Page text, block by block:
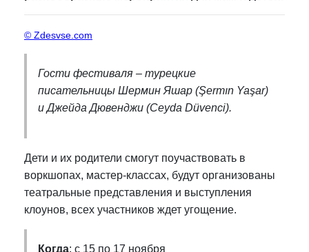
© Zdesvse.com
Гости фестиваля – турецкие
писательницы Шермин Яшар (Şermın Yaşar)
и Джейда Дювенджи (Ceyda Düvenci).
Дети и их родители смогут поучаствовать в
воркшопах, мастер-классах, будут организованы
театральные представления и выступления
клоунов, всех участников ждет угощение.
Когда: с 15 по 17 ноября